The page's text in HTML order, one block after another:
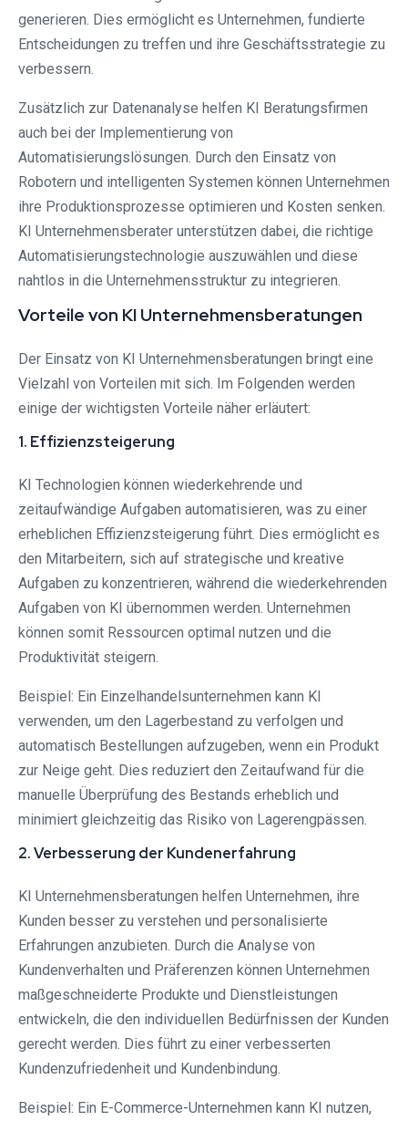
generieren. Dies ermöglicht es Unternehmen, fundierte
Entscheidungen zu treffen und ihre Geschäftsstrategie zu
verbessern.
Zusätzlich zur Datenanalyse helfen KI Beratungsfirmen
auch bei der Implementierung von
Automatisierungslösungen. Durch den Einsatz von
Robotern und intelligenten Systemen können Unternehmen
ihre Produktionsprozesse optimieren und Kosten senken.
KI Unternehmensberater unterstützen dabei, die richtige
Automatisierungstechnologie auszuwählen und diese
nahtlos in die Unternehmensstruktur zu integrieren.
Vorteile von KI Unternehmensberatungen
Der Einsatz von KI Unternehmensberatungen bringt eine
Vielzahl von Vorteilen mit sich. Im Folgenden werden
einige der wichtigsten Vorteile näher erläutert:
1. Effizienzsteigerung
KI Technologien können wiederkehrende und
zeitaufwändige Aufgaben automatisieren, was zu einer
erheblichen Effizienzsteigerung führt. Dies ermöglicht es
den Mitarbeitern, sich auf strategische und kreative
Aufgaben zu konzentrieren, während die wiederkehrenden
Aufgaben von KI übernommen werden. Unternehmen
können somit Ressourcen optimal nutzen und die
Produktivität steigern.
Beispiel: Ein Einzelhandelsunternehmen kann KI
verwenden, um den Lagerbestand zu verfolgen und
automatisch Bestellungen aufzugeben, wenn ein Produkt
zur Neige geht. Dies reduziert den Zeitaufwand für die
manuelle Überprüfung des Bestands erheblich und
minimiert gleichzeitig das Risiko von Lagerengpässen.
2. Verbesserung der Kundenerfahrung
KI Unternehmensberatungen helfen Unternehmen, ihre
Kunden besser zu verstehen und personalisierte
Erfahrungen anzubieten. Durch die Analyse von
Kundenverhalten und Präferenzen können Unternehmen
maßgeschneiderte Produkte und Dienstleistungen
entwickeln, die den individuellen Bedürfnissen der Kunden
gerecht werden. Dies führt zu einer verbesserten
Kundenzufriedenheit und Kundenbindung.
Beispiel: Ein E-Commerce-Unternehmen kann KI nutzen,